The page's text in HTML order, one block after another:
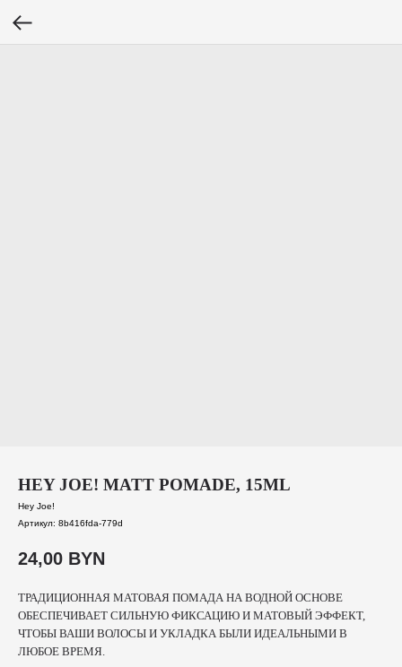
HEY JOE! MATT POMADE, 15ML
Hey Joe!
Артикул: 8b416fda-779d
24,00 BYN
ТРАДИЦИОННАЯ МАТОВАЯ ПОМАДА НА ВОДНОЙ ОСНОВЕ
ОБЕСПЕЧИВАЕТ СИЛЬНУЮ ФИКСАЦИЮ И МАТОВЫЙ ЭФФЕКТ,
ЧТОБЫ ВАШИ ВОЛОСЫ И УКЛАДКА БЫЛИ ИДЕАЛЬНЫМИ В
ЛЮБОЕ ВРЕМЯ.